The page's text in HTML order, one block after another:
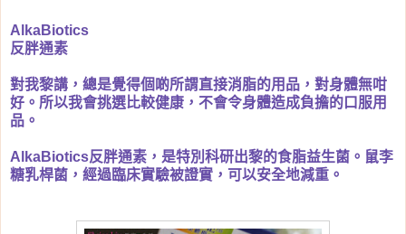
AlkaBiotics
反胖通素
對我黎講，總是覺得個啲所謂直接消脂的用品，對身體無咁
好。所以我會挑選比較健康，不會令身體造成負擔的口服用
品。
AlkaBiotics反胖通素，是特別科研出黎的食脂益生菌。鼠李
糖乳桿菌，經過臨床實驗被證實，可以安全地減重。